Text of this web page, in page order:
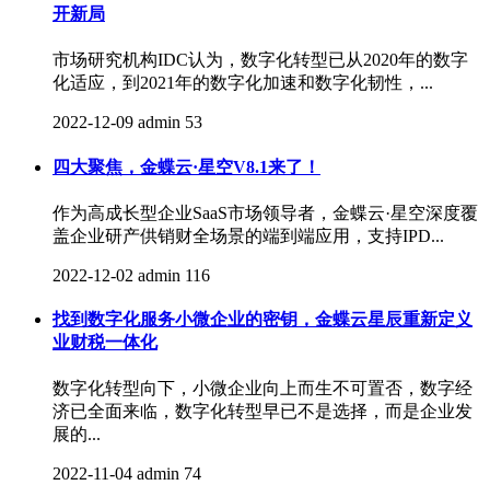
开新局
市场研究机构IDC认为，数字化转型已从2020年的数字
化适应，到2021年的数字化加速和数字化韧性，...
2022-12-09 admin 53
四大聚焦，金蝶云·星空V8.1来了！
作为高成长型企业SaaS市场领导者，金蝶云·星空深度覆
盖企业研产供销财全场景的端到端应用，支持IPD...
2022-12-02 admin 116
找到数字化服务小微企业的密钥，金蝶云星辰重新定义
业财税一体化
数字化转型向下，小微企业向上而生不可置否，数字经
济已全面来临，数字化转型早已不是选择，而是企业发
展的...
2022-11-04 admin 74